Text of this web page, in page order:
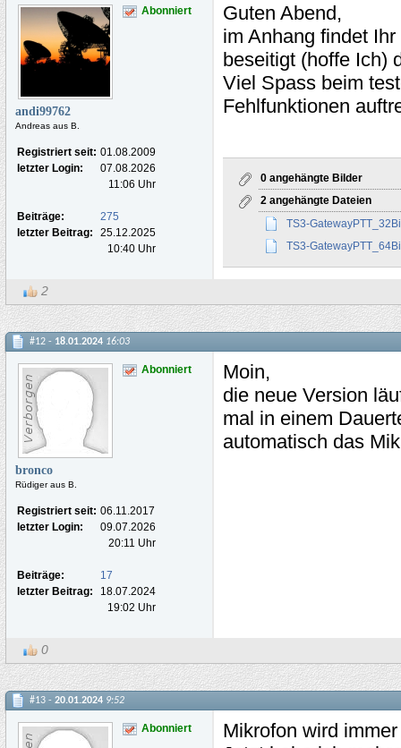
Abonniert
andi99762
Andreas aus B.
Registriert seit: 01.08.2009
letzter Login:
07.08.2026
11:06 Uhr
Beiträge:
275
letzter Beitrag:
25.12.2025
10:40 Uhr
Guten Abend,
im Anhang findet
beseitigt (hoffe Ich)
Viel Spass beim
Fehlfunktionen
0 angehängte Bilder
2 angehängte Dateien
TS3-
TS3-
2
#12 - 18.01.2024 16:03
Abonniert
bronco
Rüdiger aus B.
Registriert seit: 06.11.2017
letzter Login:
09.07.2026
20:11 Uhr
Beiträge:
17
letzter Beitrag:
18.07.2024
19:02 Uhr
Moin,
die neue Version
mal in einem
automatisch das
0
#13 - 20.01.2024 9:52
Abonniert
Mikrofon wird